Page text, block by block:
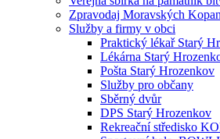
Zpravodaj Moravských
Služby a firmy v obci
Praktický lékař Starý
Lékárna Starý
Pošta Starý Hrozenkov
Služby pro občany
Sběrný dvůr
DPS Starý Hrozenkov
Rekreační středisko